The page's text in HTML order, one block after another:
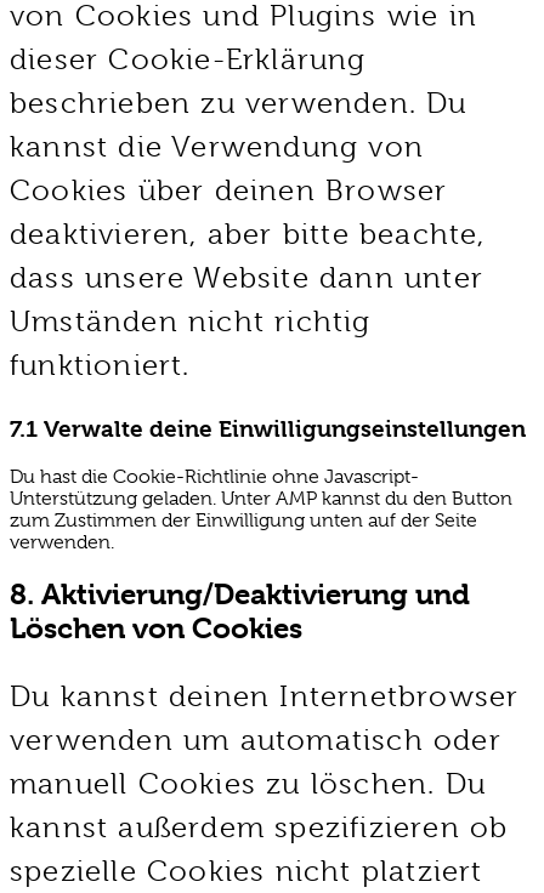
von Cookies und Plugins wie in
dieser Cookie-Erklärung
beschrieben zu verwenden. Du
kannst die Verwendung von
Cookies über deinen Browser
deaktivieren, aber bitte beachte,
dass unsere Website dann unter
Umständen nicht richtig
funktioniert.
7.1 Verwalte deine Einwilligungseinstellungen
Du hast die Cookie-Richtlinie ohne Javascript-
Unterstützung geladen. Unter AMP kannst du den Button
zum Zustimmen der Einwilligung unten auf der Seite
verwenden.
8. Aktivierung/Deaktivierung und
Löschen von Cookies
Du kannst deinen Internetbrowser
verwenden um automatisch oder
manuell Cookies zu löschen. Du
kannst außerdem spezifizieren ob
spezielle Cookies nicht platziert